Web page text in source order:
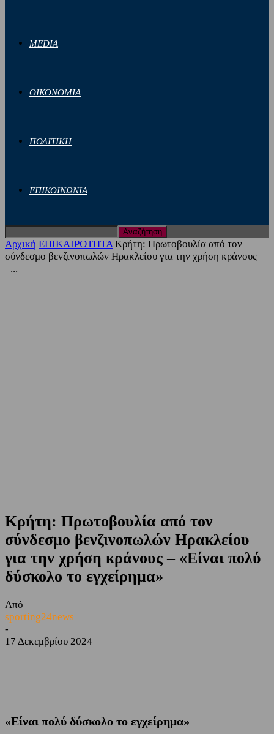
MEDIA
ΟΙΚΟΝΟΜΙΑ
ΠΟΛΙΤΙΚΗ
ΕΠΙΚΟΙΝΩΝΙΑ
Αρχική ΕΠΙΚΑΙΡΟΤΗΤΑ Κρήτη: Πρωτοβουλία από τον
σύνδεσμο βενζινοπωλών Ηρακλείου για την χρήση κράνους
–...
Κρήτη: Πρωτοβουλία από τον
σύνδεσμο βενζινοπωλών Ηρακλείου
για την χρήση κράνους – «Είναι πολύ
δύσκολο το εγχείρημα»
Από
sporting24news
-
17 Δεκεμβρίου 2024
«Είναι πολύ δύσκολο το εγχείρημα»